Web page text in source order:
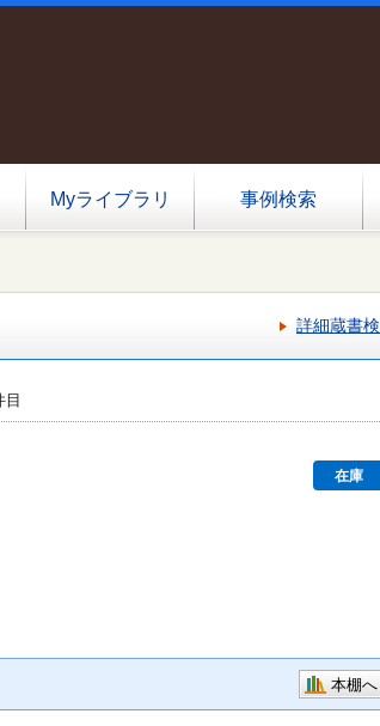
Myライブラリ 事例検索
詳細蔵書
目
在庫
本棚へ